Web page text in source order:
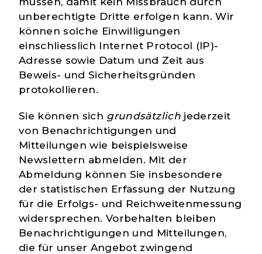
unberechtigte Dritte erfolgen kann. Wir
können solche Einwilligungen
einschliesslich Internet Protocol (IP)-
Adresse sowie Datum und Zeit aus
Beweis- und Sicherheitsgründen
protokollieren.
Sie können sich grundsätzlichjederzeit
von Benachrichtigungen und
Mitteilungen wie beispielsweise
Newslettern abmelden. Mit der
Abmeldung können Sie insbesondere
der statistischen Erfassung der Nutzung
für die Erfolgs- und Reichweitenmessung
widersprechen. Vorbehalten bleiben
Benachrichtigungen und Mitteilungen,
die für unser Angebot zwingend